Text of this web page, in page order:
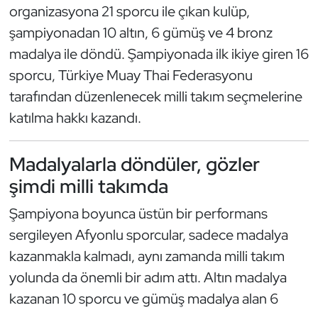
organizasyona 21 sporcu ile çıkan kulüp,
şampiyonadan 10 altın, 6 gümüş ve 4 bronz
madalya ile döndü. Şampiyonada ilk ikiye giren 16
sporcu, Türkiye Muay Thai Federasyonu
tarafından düzenlenecek milli takım seçmelerine
katılma hakkı kazandı.
Madalyalarla döndüler, gözler
şimdi milli takımda
Şampiyona boyunca üstün bir performans
sergileyen Afyonlu sporcular, sadece madalya
kazanmakla kalmadı, aynı zamanda milli takım
yolunda da önemli bir adım attı. Altın madalya
kazanan 10 sporcu ve gümüş madalya alan 6
Futbol
Futsal
Genel
Golf
Güreş
Halter
Hava Sporları
Hentbol
İşitme Engelli Sporcular